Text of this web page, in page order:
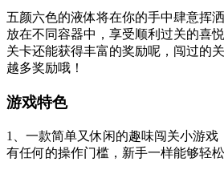
五颜六色的液体将在你的手中肆意挥
放在不同容器中，享受顺利过关的喜
关卡还能获得丰富的奖励呢，闯过的
越多奖励哦！
游戏特色
1、一款简单又休闲的趣味闯关小游
有任何的操作门槛，新手一样能够轻松